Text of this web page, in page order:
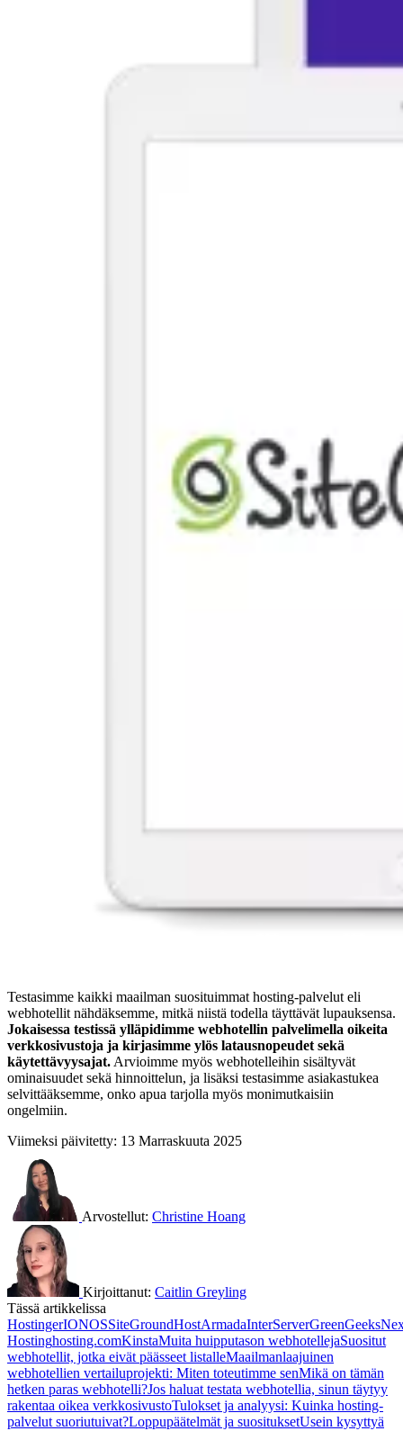
Testasimme kaikki maailman suosituimmat hosting-palvelut eli
webhotellit nähdäksemme, mitkä niistä todella täyttävät lupauksensa.
Jokaisessa testissä ylläpidimme webhotellin palvelimella oikeita
verkkosivustoja ja kirjasimme ylös latausnopeudet sekä
käytettävyysajat. Arvioimme myös webhotelleihin sisältyvät
ominaisuudet sekä hinnoittelun, ja lisäksi testasimme asiakastukea
selvittääksemme, onko apua tarjolla myös monimutkaisiin
ongelmiin.
Viimeksi päivitetty: 13 Marraskuuta 2025
Arvostellut: Christine Hoang
Kirjoittanut: Caitlin Greyling
Tässä artikkelissa
HostingerIONOSSiteGroundHostArmadaInterServerGreenGeeks
Hostinghosting.comKinstaMuita huipputason webhotellejaSuositut
webhotellit, jotka eivät päässeet listalleMaailmanlaajuinen
webhotellien vertailuprojekti: Miten toteutimme senMikä on tämän
hetken paras webhotelli?Jos haluat testata webhotellia, sinun täytyy
rakentaa oikea verkkosivustoTulokset ja analyysi: Kuinka hosting-
palvelut suoriutuivat?Loppupäätelmät ja suosituksetUsein kysyttyä